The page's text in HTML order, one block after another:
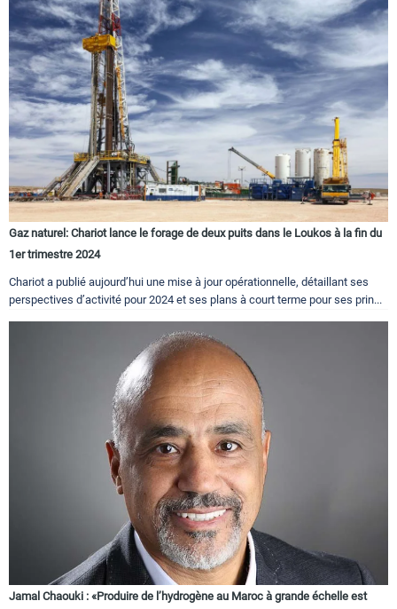
Gaz naturel: Chariot lance le forage de deux puits dans le Loukos à la fin du
1er trimestre 2024
Chariot a publié aujourd’hui une mise à jour opérationnelle, détaillant ses
perspectives d’activité pour 2024 et ses plans à court terme pour ses prin...
Jamal Chaouki : «Produire de l’hydrogène au Maroc à grande échelle est